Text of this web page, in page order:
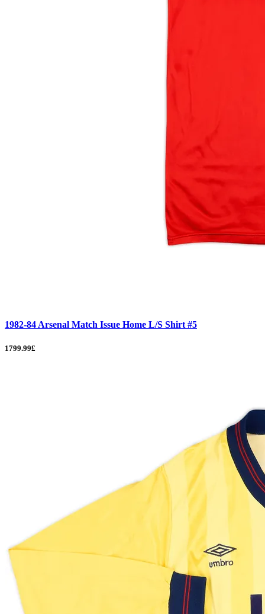
1982-84 Arsenal Match Issue Home L/S Shirt #5
1799.99£